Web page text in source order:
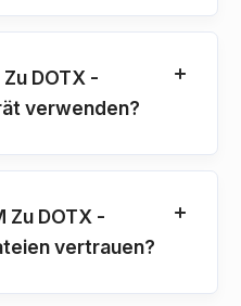
DOTX -
verwenden?
Zu DOTX -
vertrauen?